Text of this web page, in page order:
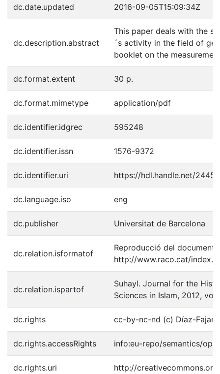
dc.date.updated 2016-09-05T15:09:34Z
dc.description.abstract
This paper deals with the
´s activity in the field of
booklet on the
dc.format.extent 30 p.
dc.format.mimetype application/pdf
dc.identifier.idgrec 595248
dc.identifier.issn 1576-9372
dc.identifier.uri https://hdl.handle.net/2445/
dc.language.iso eng
dc.publisher Universitat de Barcelona
dc.relation.isformatof
Reproducció del document
http://www.raco.cat/
dc.relation.ispartof
Suhayl. Journal for the
Sciences in Islam, 2012, vol.
dc.rights cc-by-nc-nd (c) Díaz-
dc.rights.accessRights info:eu-repo/semantics/
dc.rights.uri http://